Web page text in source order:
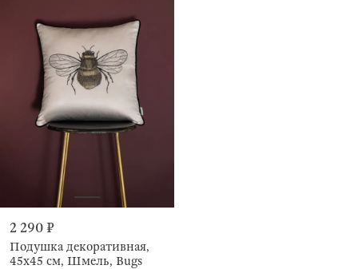
2 290 ₽
Подушка декоративная,
45х45 см, Шмель, Bugs